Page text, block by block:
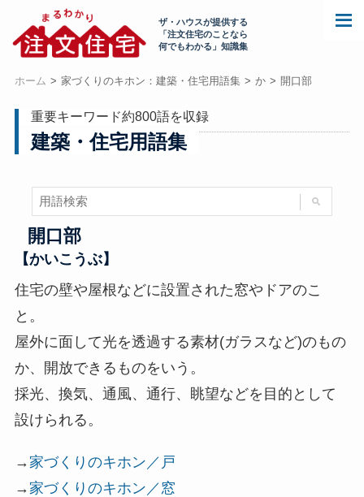
ザ・ハウスが提供する
「注文住宅のことなら
何でもわかる」知識集
ホーム 家づくりのキホン：建築・住宅用語集 か 開口部
重要キーワード約800語を収録
建築・住宅用語集
開口部
【かいこうぶ】
住宅の壁や屋根などに設置された窓やドアのこ
と。
屋外に面して光を透過する素材(ガラスなど)のもの
か、開放できるものをいう。
採光、換気、通風、通行、眺望などを目的として
設けられる。
→ 家づくりのキホン／戸
→ 家づくりのキホン／窓